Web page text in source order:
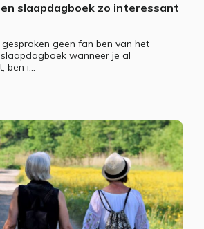
slaapdagboek zo interessant
geen fan ben van het
wanneer je al
ben i...